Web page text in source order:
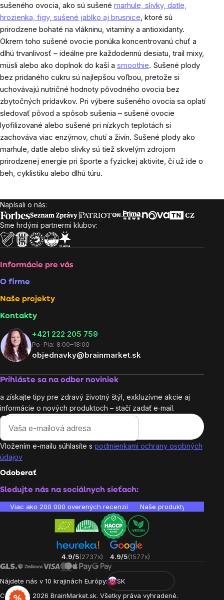
sušeného ovocia, ako sú sušené marhule, slivky, datle,
hrozienka, figy, sušené jablko aj brusnice, ktoré sú
prirodzene bohaté na vlákninu, vitamíny a antioxidanty.
Okrem toho sušené ovocie ponúka koncentrovanú chuť a
dlhú trvanlivosť – ideálne pre každodennú desiatu, trail mixy,
müsli alebo ako doplnok do kaší a smoothie. Sušené plody
bez pridaného cukru sú najlepšou voľbou, pretože si
uchovávajú nutričné ​​hodnoty pôvodného ovocia bez
zbytočných prídavkov. Pri výbere sušeného ovocia sa oplatí
sledovať pôvod a spôsob sušenia – sušené ovocie
lyofilizované alebo sušené pri nízkych teplotách si
zachováva viac enzýmov, chutí a živín. Sušené plody ako
marhule, datle alebo slivky sú tiež skvelým zdrojom
prirodzenej energie pri športe a fyzickej aktivite, či už ide o
beh, cyklistiku alebo dlhú túru.
Zápätie
Napísali o nás:
Sme hrdými partnermi klubov:
Informácie pre vás
O firme
Naše projekty
Kontakty
+421 222 205 759
Po–Pia: 8:00–18:00
objednavky@brainmarket.sk
Prihláste sa na odber noviniek
a získajte tipy pre zdravý životný štýl, exkluzívne akcie aj
informácie o nových produktoch – stačí zadať e‑mail.
Vložením e-mailu súhlasíte s podmienkami ochrany osobných
údajov
Odoberať
Sledujte nás na sociálnych sieťach:
Viac ako 200 000 overených recenzií Naše produkty sú
4.9/5(2737x) 4.9/5(1577x)
Nájdete nás v 10 krajinách Európy:
SK
Copyright 2026 BrainMarket.sk. Všetky práva vyhradené.